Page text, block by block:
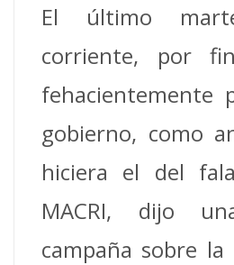
El último
corriente, por
fehacientemente
gobierno, como
hiciera el del
MACRI, dijo
campaña sobre